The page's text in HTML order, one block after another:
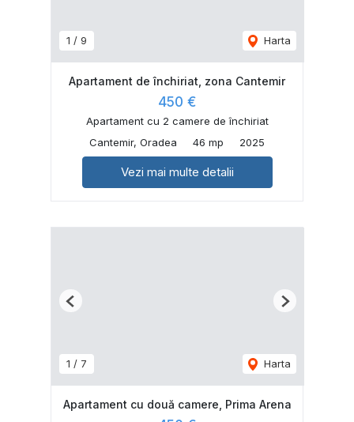
1 / 9 Harta
Apartament de închiriat, zona Cantemir
450 €
Apartament cu 2 camere de închiriat
Cantemir, Oradea
46 mp 2025
Vezi mai multe detalii
1 / 7 Harta
Previous Next
Apartament cu două camere, Prima Arena